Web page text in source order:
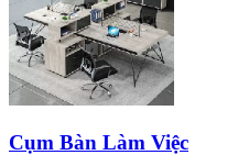
Cụm Bàn Làm Việc